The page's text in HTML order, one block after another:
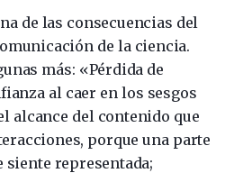
de las consecuencias del
de la ciencia.
más: «Pérdida de
al caer en los sesgos
alcance del contenido que
porque una parte
siente representada;